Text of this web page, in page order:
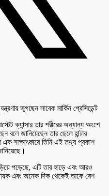
ক্যান্সার তার শরীরের অন্যান্য অংশে
বলে জানিয়েছেন তার ছেলে হান্টার
এক সাক্ষাৎকারে তিনি এই তথ্য প্রকাশ
ছড়িয়ে পড়েছে, এটি তার হাড়ে এবং আরও
এবং অনেক দিক থেকেই তাকে বেশ